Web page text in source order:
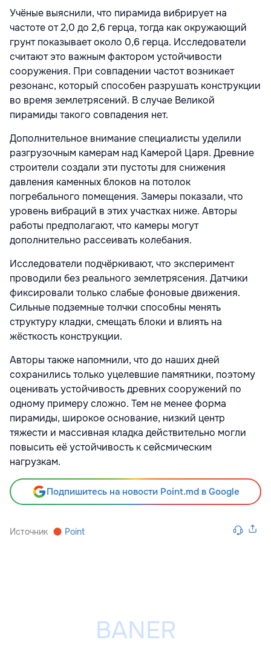
Учёные выяснили, что пирамида вибрирует на
частоте от 2,0 до 2,6 герца, тогда как окружающий
грунт показывает около 0,6 герца. Исследователи
считают это важным фактором устойчивости
сооружения. При совпадении частот возникает
резонанс, который способен разрушать конструкции
во время землетрясений. В случае Великой
пирамиды такого совпадения нет.
Дополнительное внимание специалисты уделили
разгрузочным камерам над Камерой Царя. Древние
строители создали эти пустоты для снижения
давления каменных блоков на потолок
погребального помещения. Замеры показали, что
уровень вибраций в этих участках ниже. Авторы
работы предполагают, что камеры могут
дополнительно рассеивать колебания.
Исследователи подчёркивают, что эксперимент
проводили без реального землетрясения. Датчики
фиксировали только слабые фоновые движения.
Сильные подземные толчки способны менять
структуру кладки, смещать блоки и влиять на
жёсткость конструкции.
Авторы также напомнили, что до наших дней
сохранились только уцелевшие памятники, поэтому
оценивать устойчивость древних сооружений по
одному примеру сложно. Тем не менее форма
пирамиды, широкое основание, низкий центр
тяжести и массивная кладка действительно могли
повысить её устойчивость к сейсмическим
нагрузкам.
Подпишитесь на новости Point.md в Google
Источник Point